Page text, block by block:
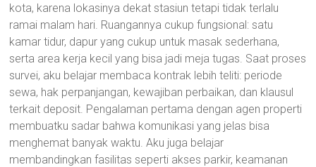
kota, karena lokasinya dekat stasiun tetapi tidak terlalu
ramai malam hari. Ruangannya cukup fungsional: satu
kamar tidur, dapur yang cukup untuk masak sederhana,
serta area kerja kecil yang bisa jadi meja tugas. Saat proses
survei, aku belajar membaca kontrak lebih teliti: periode
sewa, hak perpanjangan, kewajiban perbaikan, dan klausul
terkait deposit. Pengalaman pertama dengan agen properti
membuatku sadar bahwa komunikasi yang jelas bisa
menghemat banyak waktu. Aku juga belajar
membandingkan fasilitas seperti akses parkir, keamanan